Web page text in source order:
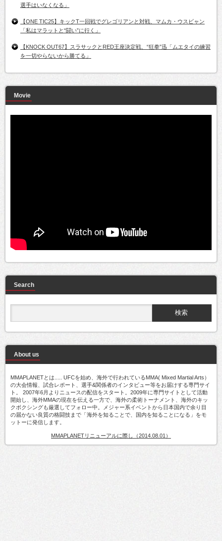
選手はいなくなる」
【ONE TIC25】キックT一回戦でグレゴリアンと対戦、マムカ・ウスビャン
「私はマラットと“闘い”に行く」
【KNOCK OUT67】スラサックとRED王座決定戦、“狂拳”迅「ムエタイの練習
を一切やらないから勝てる」
Movie
Search
About us
MMAPLANETとは..... UFCを始め、海外で行われているMMA( Mixed Martial Arts）
の大会情報、試合レポート、選手&関係者のインタビュー等をお届けする専門サイ
ト。 2007年6月よりニュースの配信をスタート。2009年に専門サイトとして活動
開始し、海外MMAの現在を伝える一方で、海外の柔術トーナメント、海外のキッ
クボクシングも厳選してフォロー中。メジャー系イベントから日本国内で余り目
の届かない良質の格闘技まで「海外を知ることで、国内を知ることになる」をモ
ットーに発信します。
MMAPLANETリニューアルに際し（2014.08.01）